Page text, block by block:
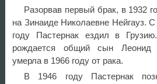
Разорвав первый брак, в 1932
на Зинаиде Николаевне Нейгауз.
году Пастернак ездил в
рождается общий сын Леонид
умерла в 1966 году от рака.
В 1946 году Пастернак